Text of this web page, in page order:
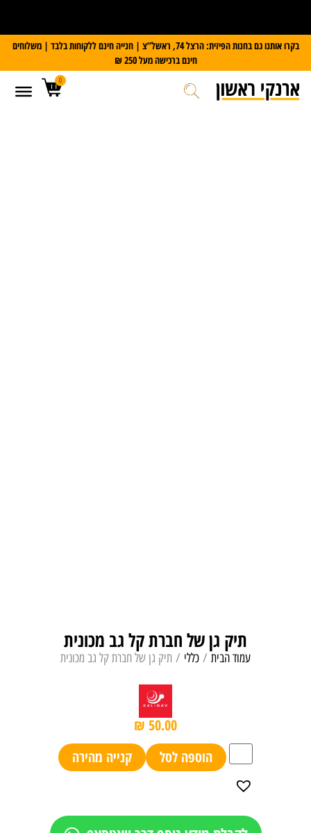
על כל מזוודת Slazenger קבלו משקל דיגיטלי במתנה
בקרו אותנו גם בחנות הפיזית: הרצל 74, ראשל”צ | חנייה חינם ללקוחות בלבד | משלוחים
חינם ברכישה מעל 250 ₪
0
תיק גן של חברת קל גב מכונית
עמוד הבית / כללי / תיק גן של חברת קל גב מכונית
₪ 50.00
הוספה לסל
קנייה מהירה